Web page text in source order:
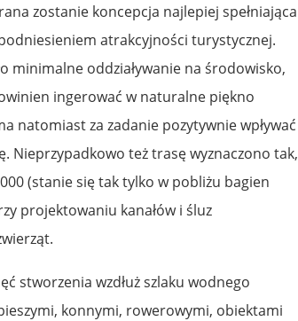
zostanie koncepcja najlepiej spełniająca
atrakcyjności turystycznej.
minimalne oddziaływanie na środowisko,
ingerować w naturalne piękno
natomiast za zadanie pozytywnie wpływać
Nieprzypadkowo też trasę wyznaczono tak,
(stanie się tak tylko w pobliżu bagien
projektowaniu kanałów i śluz
stworzenia wzdłuż szlaku wodnego
konnymi, rowerowymi, obiektami